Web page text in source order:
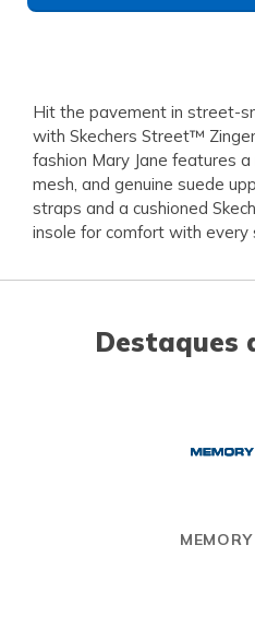
Hit the pavement in street-
with Skechers Street™
fashion Mary Jane features
mesh, and genuine suede
straps and a cushioned
insole for comfort with every
Destaques